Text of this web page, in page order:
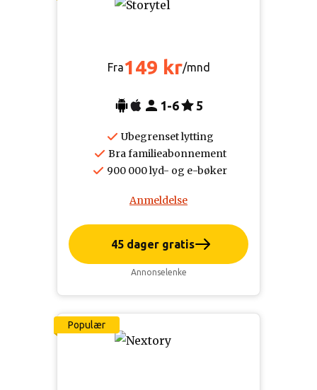
Fra149 kr/mnd
1-6 5
Ubegrenset lytting
Bra familieabonnement
900 000 lyd- og e-bøker
Anmeldelse
45 dager gratis
Annonselenke
Populær